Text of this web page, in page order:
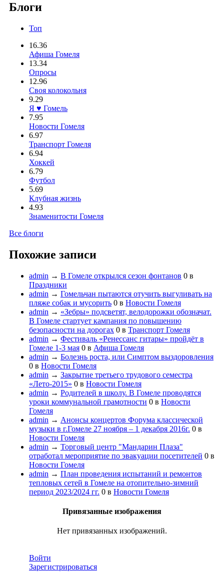
Блоги
Топ
16.36
Афиша Гомеля
13.34
Опросы
12.96
Своя колокольня
9.29
Я ♥ Гомель
7.95
Новости Гомеля
6.97
Транспорт Гомеля
6.94
Хоккей
6.79
Футбол
5.69
Клубная жизнь
4.93
Знаменитости Гомеля
Все блоги
Похожие записи
admin → В Гомеле открылся сезон фонтанов 0 в
Праздники
admin → Гомельчан пытаются отучить выгуливать на
пляже собак и мусорить 0 в Новости Гомеля
admin → «Зебры» подсветят, велодорожки обозначат.
В Гомеле стартует кампания по повышению
безопасности на дорогах 0 в Транспорт Гомеля
admin → Фестиваль «Ренессанс гитары» пройдёт в
Гомеле 1-3 мая 0 в Афиша Гомеля
admin → Болезнь роста, или Симптом выздоровления
0 в Новости Гомеля
admin → Закрытие третьего трудового семестра
«Лето-2015» 0 в Новости Гомеля
admin → Родителей в школу. В Гомеле проводятся
уроки коммунальной грамотности 0 в Новости
Гомеля
admin → Анонсы концертов Форума классической
музыки в г.Гомеле 27 ноября – 1 декабря 2016г. 0 в
Новости Гомеля
admin → Торговый центр "Мандарин Плаза"
отработал мероприятие по эвакуации посетителей 0 в
Новости Гомеля
admin → План проведения испытаний и ремонтов
тепловых сетей в Гомеле на отопительно-зимний
период 2023/2024 гг. 0 в Новости Гомеля
Привязанные изображения
Нет привязанных изображений.
Войти
Зарегистрироваться